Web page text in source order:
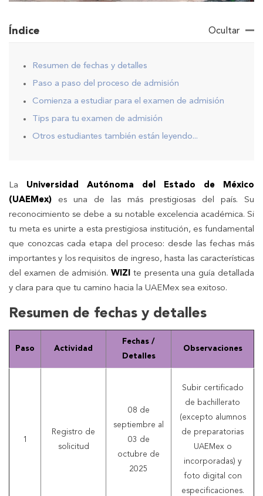
Índice Ocultar
Resumen de fechas y detalles
Paso a paso del proceso de admisión
Comienza a estudiar para el examen de admisión
Tips para tu examen de admisión
Otros estudiantes también están leyendo...
La Universidad Autónoma del Estado de México
(UAEMex) es una de las más prestigiosas del país. Su
reconocimiento se debe a su notable excelencia académica. Si
tu meta es unirte a esta prestigiosa institución, es fundamental
que conozcas cada etapa del proceso: desde las fechas más
importantes y los requisitos de ingreso, hasta las características
del examen de admisión.WIZI te presenta una guía detallada
y clara para que tu camino hacia la UAEMex sea exitoso.
Resumen de fechas y detalles
Paso Actividad
Fechas /
Detalles
Observaciones
1
Registro de
solicitud
08 de
septiembre al
03 de
octubre de
2025
Subir certificado
de bachillerato
(excepto alumnos
de preparatorias
UAEMex o
incorporadas) y
foto digital con
especificaciones.